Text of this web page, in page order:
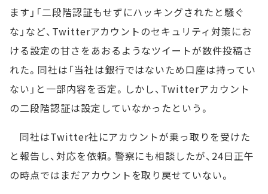
ます」「二段階認証もせずにハッキングされたと騒ぐ
な」など、Twitterアカウントのセキュリティ対策にお
ける設定の甘さをあおるようなツイートが数件投稿さ
れた。同社は「当社は銀行ではないため口座は持ってい
ない」と一部内容を否定。しかし、Twitterアカウント
の二段階認証は設定していなかったという。
同社はTwitter社にアカウントが乗っ取りを受けた
と報告し、対応を依頼。警察にも相談したが、24日正午
の時点ではまだアカウントを取り戻せていない。